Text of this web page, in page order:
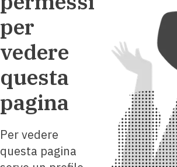
per
vedere
questa
pagina
Per vedere
questa pagina